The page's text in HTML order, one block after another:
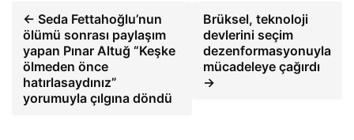
← Seda Fettahoğlu’nun
ölümü sonrası paylaşım
yapan Pınar Altuğ “Keşke
ölmeden önce
hatırlasaydınız”
yorumuyla çılgına döndü
Brüksel, teknoloji
devlerini seçim
dezenformasyonuyla
mücadeleye çağırdı
→